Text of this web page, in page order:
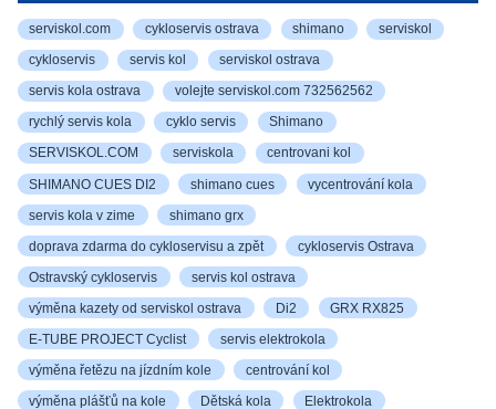
serviskol.com cykloservis ostrava shimano serviskol
cykloservis servis kol serviskol ostrava
servis kola ostrava volejte serviskol.com 732562562
rychlý servis kola cyklo servis Shimano
SERVISKOL.COM serviskola centrovani kol
SHIMANO CUES DI2 shimano cues vycentrování kola
servis kola v zime shimano grx
doprava zdarma do cykloservisu a zpět cykloservis Ostrava
Ostravský cykloservis servis kol ostrava
výměna kazety od serviskol ostrava Di2 GRX RX825
E-TUBE PROJECT Cyclist servis elektrokola
výměna řetězu na jízdním kole centrování kol
výměna plášťů na kole Dětská kola Elektrokola